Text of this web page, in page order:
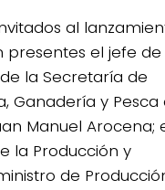
al
presentes el jefe de
la Secretaría de
Ganadería y Pesca
Manuel Arocena;
la Producción y
de